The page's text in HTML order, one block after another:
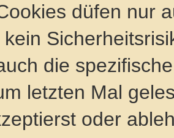
düfen nur
die
letzten Mal
oder